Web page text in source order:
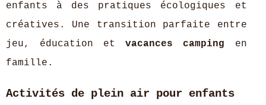
enfants à des pratiques écologiques et
créatives. Une transition parfaite entre
jeu, éducation etvacances camping en
famille.
Activités de plein air pour enfants